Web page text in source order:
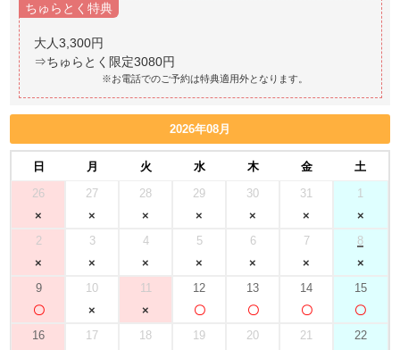
ちゅらとく特典
大人3,300円
※お電話でのご予約は特典適用外となります。
2026年08月
日 月 火 水 木 金
土
26
27 28 29 30 31 1
2 3 4 5 6 7 8
9 10 11 12 13 14 15
16 17 18 19 20 21 22